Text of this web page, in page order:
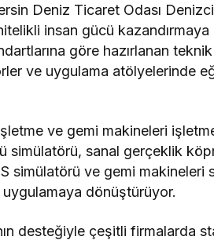
Deniz Ticaret Odası
insan gücü kazandırmaya
göre hazırlanan
ve uygulama atölyelerinde
ve gemi makineleri
simülatörü, sanal gerçeklik
simülatörü ve gemi
dönüştürüyor.
desteğiyle çeşitli firmalarda